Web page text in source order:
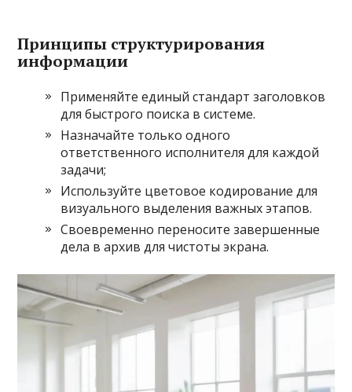
Принципы структурирования
информации
Применяйте единый стандарт заголовков
для быстрого поиска в системе.
Назначайте только одного
ответственного исполнителя для каждой
задачи;
Используйте цветовое кодирование для
визуального выделения важных этапов.
Своевременно переносите завершенные
дела в архив для чистоты экрана.